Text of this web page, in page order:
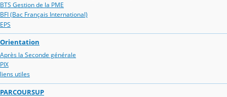
BTS Gestion de la PME
BFI (Bac Français International)
EPS
Orientation
Après la Seconde générale
PIX
liens utiles
PARCOURSUP